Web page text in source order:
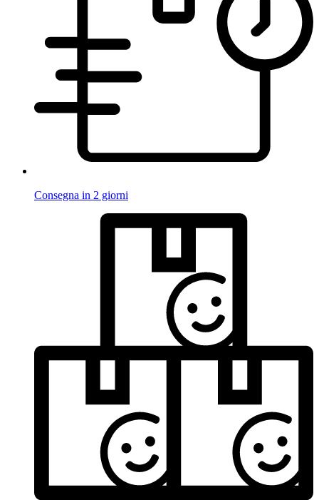
Consegna in 2 giorni